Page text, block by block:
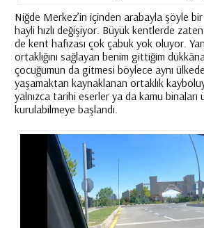
Niğde Merkez’in içinden arabayla şöyle
hayli hızlı değişiyor. Büyük kentlerde
de kent hafızası çok çabuk yok oluyor.
ortaklığını sağlayan benim gittiğim
çocuğumun da gitmesi böylece aynı
yaşamaktan kaynaklanan ortaklık
yalnızca tarihi eserler ya da kamu binaları
kurulabilmeye başlandı.